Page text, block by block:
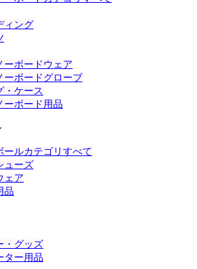
ィング
ーボードウェア
ーボードグローブ
・ケース
ーボード用品
ールカテゴリすべて
ューズ
ェア
品
・グッズ
ター用品